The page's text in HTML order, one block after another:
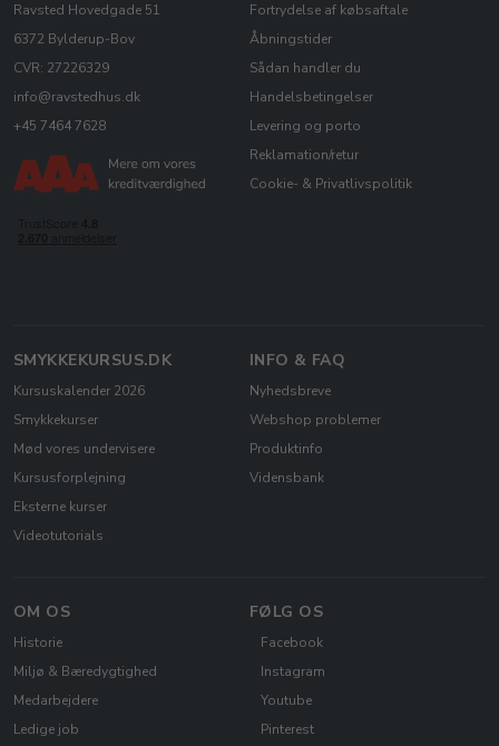
Ravsted Hovedgade 51
6372 Bylderup-Bov
CVR: 27226329
info@ravstedhus.dk
+45 7464 7628
Fortrydelse af købsaftale
Åbningstider
Sådan handler du
Handelsbetingelser
Levering og porto
Reklamation/retur
Cookie- & Privatlivspolitik
SMYKKEKURSUS.DK
Kursuskalender 2026
Smykkekurser
Mød vores undervisere
Kursusforplejning
Eksterne kurser
Videotutorials
INFO & FAQ
Nyhedsbreve
Webshop problemer
Produktinfo
Vidensbank
OM OS
Historie
Miljø & Bæredygtighed
Medarbejdere
Ledige job
FØLG OS
Facebook
Instagram
Youtube
Pinterest